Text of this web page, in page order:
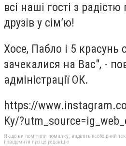
всі наші гості з
друзів у сім’ю!
Хосе, Пабло і 5 красунь
зачекалися на Вас", -
адміністрації ОК.
https://
Ky/
Якщо ви помітили помилку, виділіть необхідний
повідомити про це редакцію